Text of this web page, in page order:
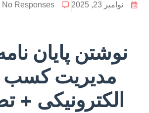
نوامبر 23, 2025 No Responses
نوشتن پایان
مدیریت کسب
الکترونیکی +